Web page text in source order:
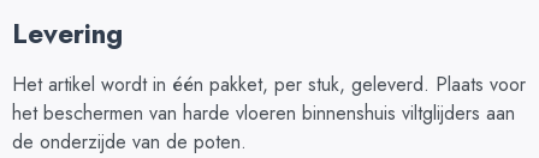
Levering
Het artikel wordt in één pakket, per stuk, geleverd. Plaats voor
het beschermen van harde vloeren binnenshuis viltglijders aan
de onderzijde van de poten.